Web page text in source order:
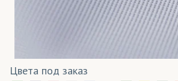
Цвета под заказ